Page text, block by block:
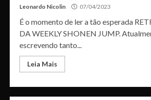
Leonardo Nicolin 07/04/2023
É o momento de ler a tão esperada
DA WEEKLY SHONEN JUMP.
escrevendo tanto...
Leia Mais